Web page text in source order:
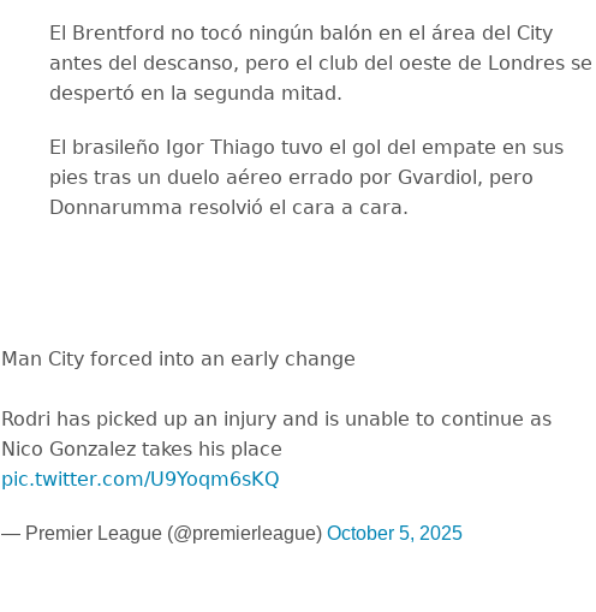
El Brentford no tocó ningún balón en el área del City
antes del descanso, pero el club del oeste de Londres se
despertó en la segunda mitad.
El brasileño Igor Thiago tuvo el gol del empate en sus
pies tras un duelo aéreo errado por Gvardiol, pero
Donnarumma resolvió el cara a cara.
Man City forced into an early change
Rodri has picked up an injury and is unable to continue as
Nico Gonzalez takes his place
pic.twitter.com/U9Yoqm6sKQ
— Premier League (@premierleague) October 5, 2025